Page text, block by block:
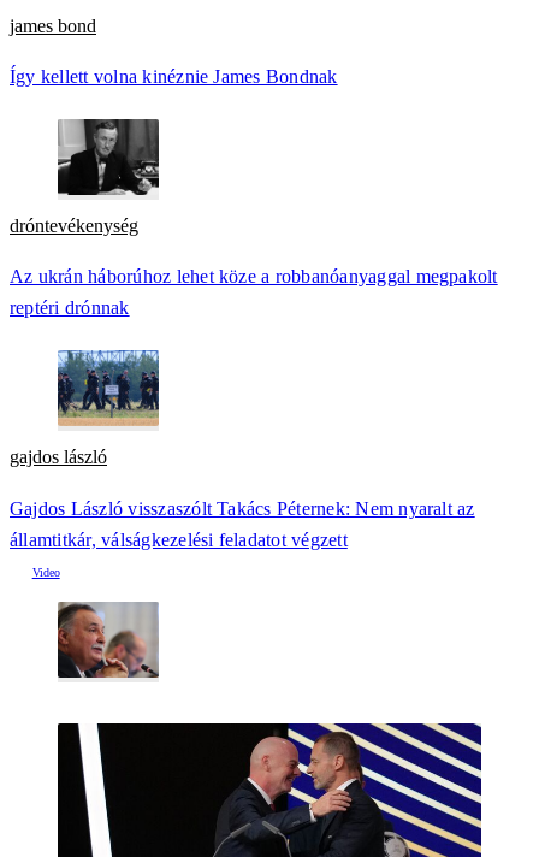
james bond
Így kellett volna kinéznie James Bondnak
dróntevékenység
Az ukrán háborúhoz lehet köze a robbanóanyaggal megpakolt
reptéri drónnak
gajdos lászló
Gajdos László visszaszólt Takács Péternek: Nem nyaralt az
államtitkár, válságkezelési feladatot végzett